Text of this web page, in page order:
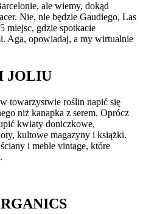
ale wiemy, dokąd
Nie, nie będzie Gaudiego, Las
miejsc, gdzie spotkacie
Aga, opowiadaj, a my wirtualnie
JOLIU
towarzystwie roślin napić się
niż kanapka z serem. Oprócz
kwiaty doniczkowe,
kultowe magazyny i książki.
i meble vintage, które